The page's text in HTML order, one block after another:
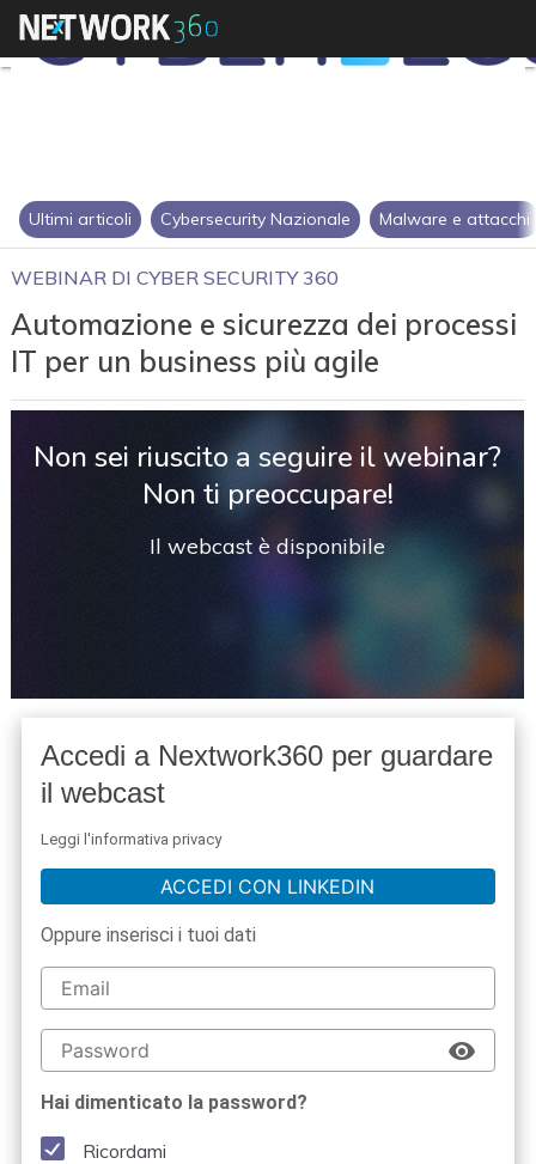
Ultimi articoli Cybersecurity Nazionale Malware e attacchi
WEBINAR DI CYBER SECURITY 360
Automazione e sicurezza dei processi
IT per un business più agile
Non sei riuscito a seguire il webinar?
Non ti preoccupare!
Il webcast è disponibile
Accedi a Nextwork360 per guardare
il webcast
Leggi l'informativa privacy
ACCEDI CON LINKEDIN
Oppure inserisci i tuoi dati
Hai dimenticato la password?
Ricordami